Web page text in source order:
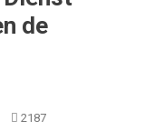
de
2187